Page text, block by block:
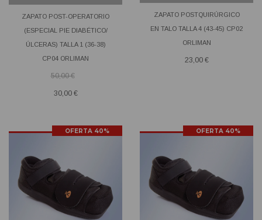
ZAPATO POST-OPERATORIO
(ESPECIAL PIE DIABÉTICO/
ÚLCERAS) TALLA 1 (36-38)
CP04 ORLIMAN
50,00 €
30,00 €
ZAPATO POSTQUIRÚRGICO
EN TALO TALLA 4 (43-45) CP02
ORLIMAN
23,00 €
OFERTA 40% OFERTA 40%